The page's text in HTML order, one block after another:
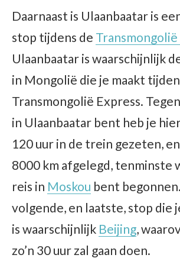
Daarnaast is Ulaanbaatar is
stop tijdens de Transmongolië
Ulaanbaatar is waarschijnlijk
in Mongolië die je maakt
Transmongolië Express.
in Ulaanbaatar bent heb je
120 uur in de trein gezeten,
8000 km afgelegd, tenminste
reis in Moskou bent
volgende, en laatste, stop die
is waarschijnlijk Beijing,
zo’n 30 uur zal gaan doen.